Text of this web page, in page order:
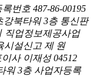
번호 487-86-00195
강북타워 3층 통신판
직업정보제공사업
시설신고 제 원
사 이재성 04512
워 3층 사업자등록